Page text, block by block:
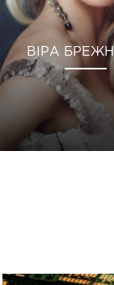
ВІРА